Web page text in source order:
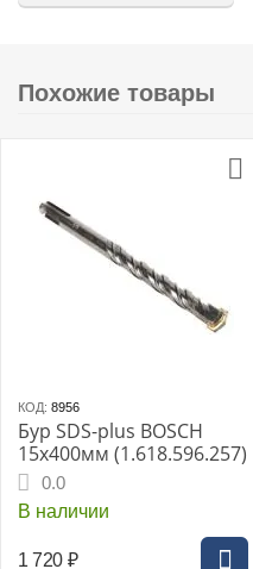
Похожие товары
КОД: 8956
Бур SDS-plus BOSCH
15x400мм (1.618.596.257)
0.0
В наличии
1 720 ₽